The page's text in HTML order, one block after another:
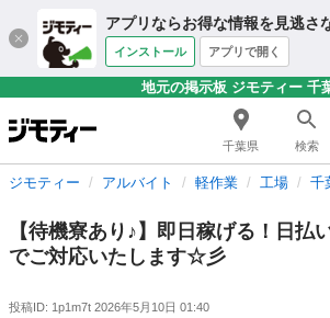
アプリならお得な情報を見逃さ
インストール アプリで開く
地元の掲示板 ジモティー 千
千葉県 検索
ジモティー アルバイト 軽作業 工場 千
【待機寮あり♪】即日稼げる！日
でご対応いたします☆彡
投稿ID: 1p1m7t 2026年5月10日 01:40